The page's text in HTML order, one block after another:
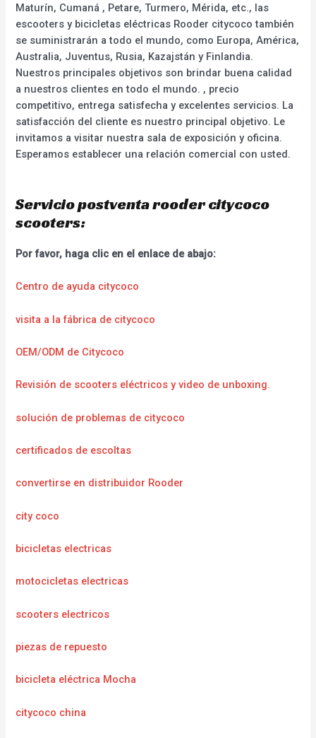
Maturín, Cumaná , Petare, Turmero, Mérida, etc., las
escooters y bicicletas eléctricas Rooder citycoco también
se suministrarán a todo el mundo, como Europa, América,
Australia, Juventus, Rusia, Kazajstán y Finlandia.
Nuestros principales objetivos son brindar buena calidad
a nuestros clientes en todo el mundo. , precio
competitivo, entrega satisfecha y excelentes servicios. La
satisfacción del cliente es nuestro principal objetivo. Le
invitamos a visitar nuestra sala de exposición y oficina.
Esperamos establecer una relación comercial con usted.
Servicio postventa rooder citycoco
scooters:
Por favor, haga clic en el enlace de abajo:
Centro de ayuda citycoco
visita a la fábrica de citycoco
OEM/ODM de Citycoco
Revisión de scooters eléctricos y video de unboxing.
solución de problemas de citycoco
certificados de escoltas
convertirse en distribuidor Rooder
city coco
bicicletas electricas
motocicletas electricas
scooters electricos
piezas de repuesto
bicicleta eléctrica Mocha
citycoco china